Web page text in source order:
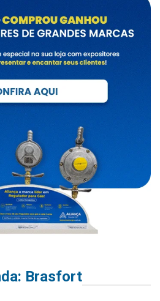
Brasfort